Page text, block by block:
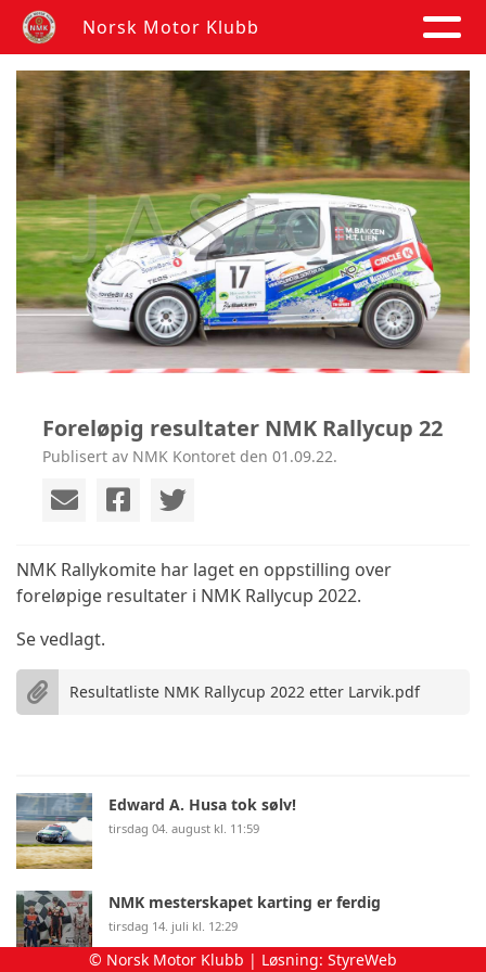
Norsk Motor Klubb
Foreløpig resultater NMK Rallycup 22
Publisert av NMK Kontoret den 01.09.22.
NMK Rallykomite har laget en oppstilling over
foreløpige resultater i NMK Rallycup 2022.
Se vedlagt.
Resultatliste NMK Rallycup 2022 etter Larvik.pdf
Edward A. Husa tok sølv!
tirsdag 04. august kl. 11:59
NMK mesterskapet karting er ferdig
tirsdag 14. juli kl. 12:29
© Norsk Motor Klubb | Løsning: StyreWeb